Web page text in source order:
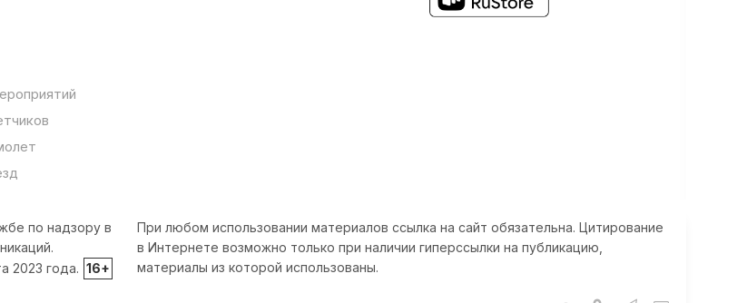
При любом использовании материалов ссылка на сайт обязательна. Цитирование
в Интернете возможно только при наличии гиперссылки на публикацию,
материалы из которой использованы.
по надзору в
2023 года. 16+